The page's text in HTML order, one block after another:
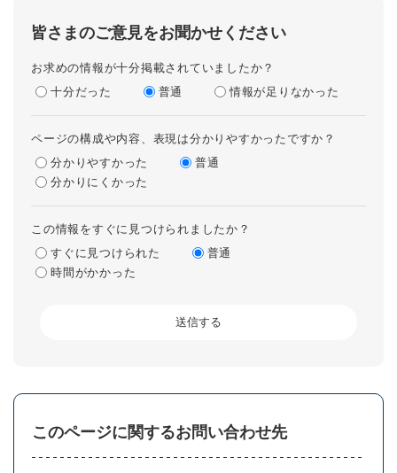
皆さまのご意見をお聞かせください
お求めの情報が十分掲載されていましたか？
十分だった
普通 情報が足りなかった
ページの構成や内容、表現は分かりやすかったですか？
分かりやすかった
普通
分かりにくかった
この情報をすぐに見つけられましたか？
すぐに見つけられた
普通
時間がかかった
このページに関するお問い合わせ先